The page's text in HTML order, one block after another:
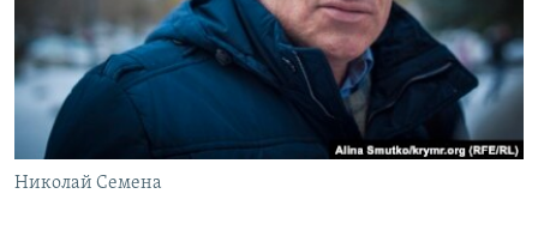
ПОБЕДИТЕЛЕЙ НЕ СУДЯТ?
КРЫМ.НЕПОКОРЕННЫЙ
ELIFBE
УКРАИНСКАЯ ПРОБЛЕМА КРЫМА
ПРИСОЕДИНЯЙТЕСЬ!
Все сайты RFE/RL
Николай Семена